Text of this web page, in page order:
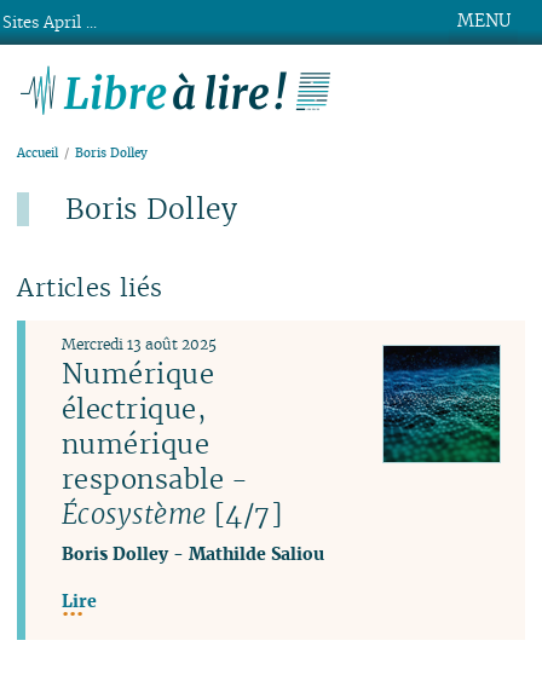
MENU
Accueil Boris Dolley
Boris Dolley
Articles liés
Numérique
électrique,
numérique
responsable -
Écosystème [4/7]
Mercredi 13 août 2025
Boris Dolley-Mathilde Saliou
Lire
Sites April ...